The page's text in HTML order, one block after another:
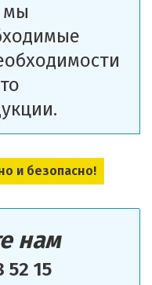
нам
15
мы
и безопасно!